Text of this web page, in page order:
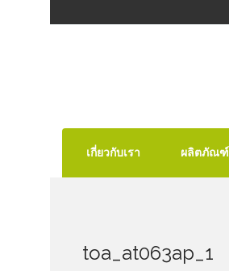
เกี่ยวกับเรา ผลิตภัณฑ์
toa_at063ap_1